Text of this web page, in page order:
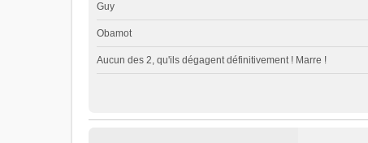
Guy
Obamot
Aucun des 2, qu'ils dégagent définitivement ! Marre !